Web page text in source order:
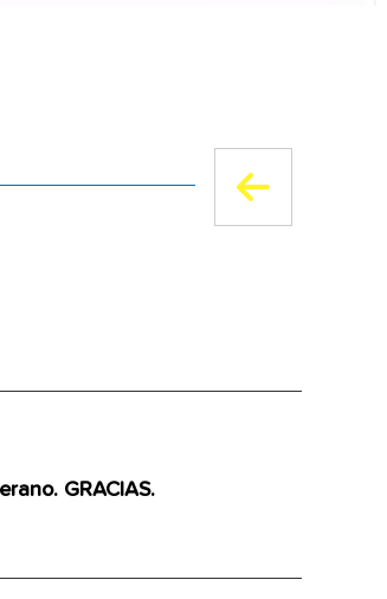
GRACIAS.